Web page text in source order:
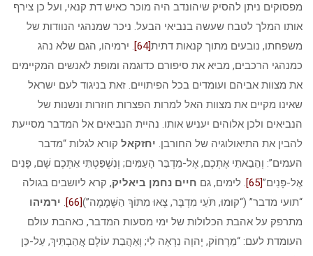
מפסוקים ניתן להסיק שיהונדב היה מוכר כאיש דת קנאי, ועל כן צירף
אותו המלך לטבח שעשה בנביאי הבעל. ניכר שמנהגי הנוודות של
משפחתו, נובעים מתוך קנאות דתית[64]
. ירמיהו, הגם שלא נהג
כמנהגי הרכבים, מביא את סיפורם כדוגמה ומופת לאנשים המקיימים
את מצוות אביהם ועומדים בכל הפיתויים. זאת בניגוד לעם ישראל
שאינו מקיים את מצוות האל למרות הפצרות חוזרות ונשנות של
הנביאים ולכן אלוהים יעניש אותו. נהיית הנביאים אל המדבר מסייעת
להבין את התיאולוגיה של החורבן. יחזקאל קורא לגלות “מדבר
העמים”: וְהֵבֵאתִי אֶתְכֶם, אֶל-מִדְבַּר הָעַמִּים; וְנִשְׁפַּטְתִּי אִתְּכֶם שָׁם, פָּנִים
אֶל-פָּנִים”[65] . לימים, גם חיים נחמן ביאליק, קרא ליושבים בגולה
“תועי מדבר” (“קוּמוּ, תֹּעֵי מִדְבָּר, צְאוּ מִתּוֹךְ הַשְּׁמָמָה”)[66]
. ירמיהו
מתרפק על אהבת הכלולות של ימי מסעות המדבר, כאהבת עולם
העומדת לעם: “מֵרָחוֹק, יְהוָה נִרְאָה לִי; וְאַהֲבַת עוֹלָם אֲהַבְתִּיךְ, עַל-כֵּן